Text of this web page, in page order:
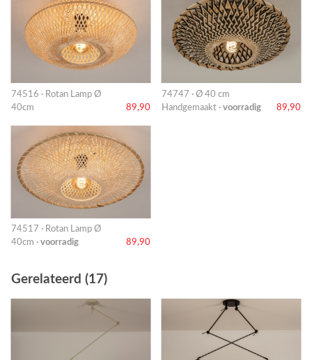
74516 · Rotan Lamp Ø
40cm
89,90
74747 · Ø 40 cm
Handgemaakt · voorradig 89,90
74517 · Rotan Lamp Ø
40cm · voorradig 89,90
Gerelateerd (17)